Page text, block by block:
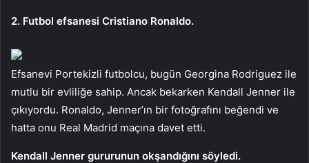
2. Futbol efsanesi Cristiano Ronaldo.
Efsanevi Portekizli futbolcu, bugün Georgina Rodriguez ile
mutlu bir evliliğe sahip. Ancak bekarken Kendall Jenner ile
çıkıyordu. Ronaldo, Jenner’ın bir fotoğrafını beğendi ve
hatta onu Real Madrid maçına davet etti.
Kendall Jenner gururunun okşandığını söyledi.